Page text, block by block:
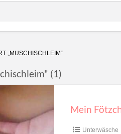
„MUSCHISCHLEIM“
(1)
Mein
Unterwäsche